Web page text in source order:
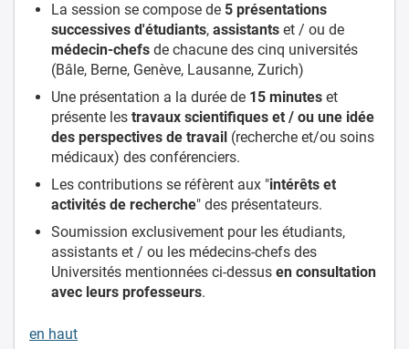
La session se compose de 5 présentations
successives d'étudiants, assistants et / ou de
médecin-chefs de chacune des cinq universités
(Bâle, Berne, Genève, Lausanne, Zurich)
Une présentation a la durée de 15 minutes et
présente les travaux scientifiques et / ou une idée
des perspectives de travail (recherche et/ou soins
médicaux) des conférenciers.
Les contributions se réfèrent aux "intérêts et
activités de recherche" des présentateurs.
Soumission exclusivement pour les étudiants,
assistants et / ou les médecins-chefs des
Universités mentionnées ci-dessus en consultation
avec leurs professeurs.
en haut